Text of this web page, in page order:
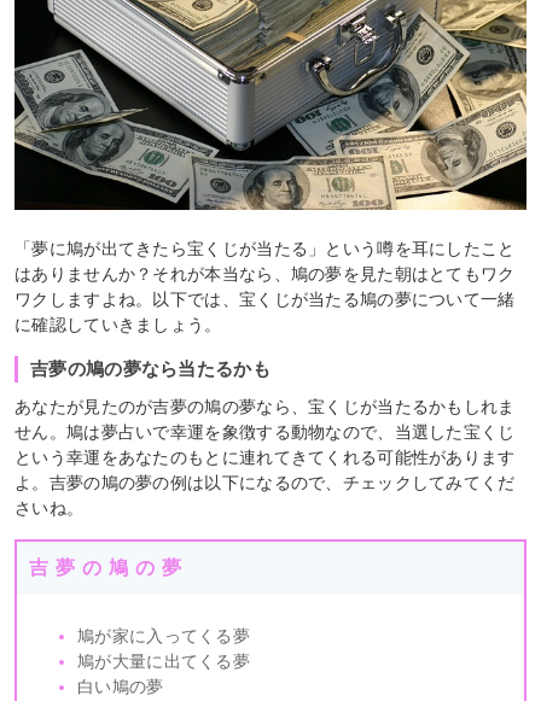
「夢に鳩が出てきたら宝くじが当たる」という噂を耳にしたこと
はありませんか？それが本当なら、鳩の夢を見た朝はとてもワク
ワクしますよね。以下では、宝くじが当たる鳩の夢について一緒
に確認していきましょう。
吉夢の鳩の夢なら当たるかも
あなたが見たのが吉夢の鳩の夢なら、宝くじが当たるかもしれま
せん。鳩は夢占いで幸運を象徴する動物なので、当選した宝くじ
という幸運をあなたのもとに連れてきてくれる可能性があります
よ。吉夢の鳩の夢の例は以下になるので、チェックしてみてくだ
さいね。
吉夢の鳩の夢
鳩が家に入ってくる夢
鳩が大量に出てくる夢
白い鳩の夢